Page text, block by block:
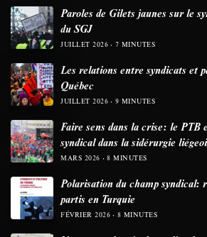
Paroles de Gilets jaunes sur le
du SGJ
JUILLET 2026 7 MINUTES
Les relations entre syndicats et
Québec
JUILLET 2026 9 MINUTES
Faire sens dans la crise: le PTB
syndical dans la sidérurgie
MARS 2026 8 MINUTES
Polarisation du champ syndical:
partis en Turquie
FÉVRIER 2026 8 MINUTES